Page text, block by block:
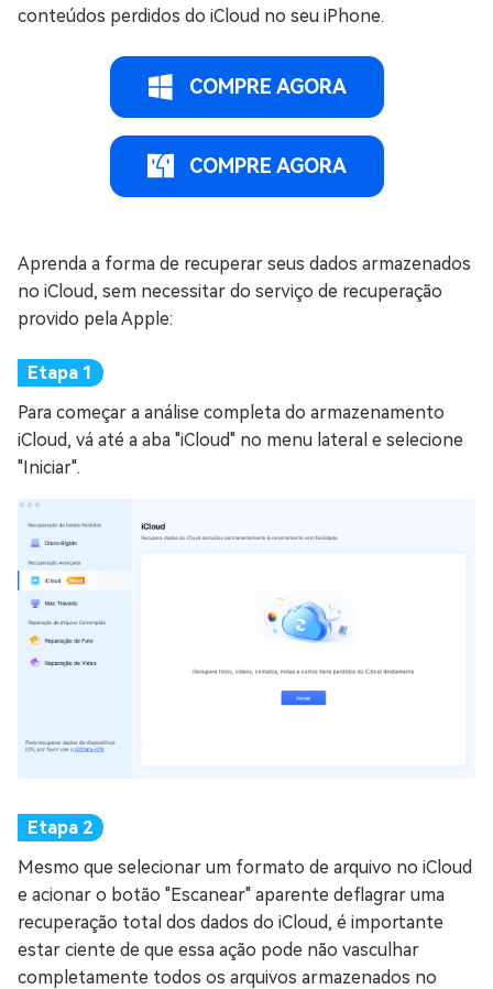
conteúdos perdidos do iCloud no seu iPhone.
COMPRE AGORA
COMPRE AGORA
Aprenda a forma de recuperar seus dados armazenados
no iCloud, sem necessitar do serviço de recuperação
provido pela Apple:
Para começar a análise completa do armazenamento
iCloud, vá até a aba "iCloud" no menu lateral e selecione
"Iniciar".
Mesmo que selecionar um formato de arquivo no iCloud
e acionar o botão "Escanear" aparente deflagrar uma
recuperação total dos dados do iCloud, é importante
estar ciente de que essa ação pode não vasculhar
completamente todos os arquivos armazenados no